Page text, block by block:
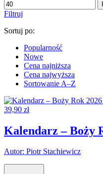
Filtruj
Sortuj po:
Popularność
Nowe
Cena najniższa
Cena najwyższa
Sortowanie A–Z
39,90 zł
Kalendarz – Boży
Autor: Piotr Stachiewicz